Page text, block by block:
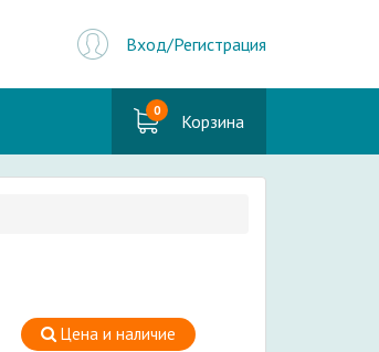
Вход/Регистрация
0 Корзина
Цена и наличие